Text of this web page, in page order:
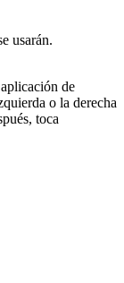
usarán.
de
o la derecha
toca